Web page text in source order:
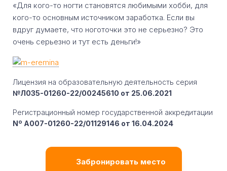
«Для кого-то ногти становятся любимыми хобби, для
кого-то основным источником заработка. Если вы
вдруг думаете, что ноготочки это не серьезно? Это
очень серьезно и тут есть деньги!»
Лицензия на образовательную деятельность серия
№Л035-01260-22/00245610 от 25.06.2021
Регистрационный номер государственной аккредитации
Nº A007-01260-22/01129146 от 16.04.2024
Забронировать место